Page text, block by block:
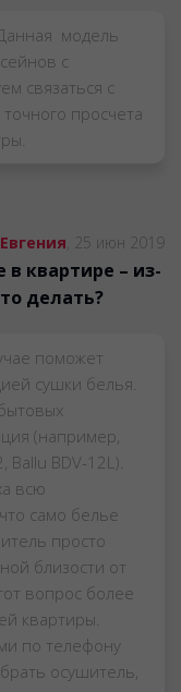
модель
с
связаться с
просчета
Евгения, 25 июн 2019
квартире – из-
делать?
поможет
сушки белья.
(например,
Ballu BDV-12L).
всю
само белье
просто
близости от
вопрос более
квартиры.
по телефону
осушитель,